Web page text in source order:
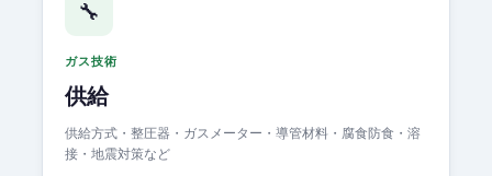
🔧
ガス技術
供給
供給方式・整圧器・ガスメーター・導管材料・腐食防食・溶
接・地震対策など